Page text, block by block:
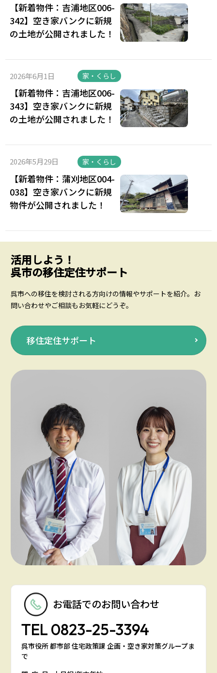
【新着物件：吉浦地区006-
342】空き家バンクに新規
の土地が公開されました！
2026年6月1日 家・くらし
【新着物件：吉浦地区006-
343】空き家バンクに新規
の土地が公開されました！
2026年5月29日 家・くらし
【新着物件：蒲刈地区004-
038】空き家バンクに新規
物件が公開されました！
活用しよう！
呉市の移住定住サポート
呉市への移住を検討される方向けの情報やサポートを紹介。お
問い合わせやご相談もお気軽にどうぞ。
移住定住サポート
お電話でのお問い合わせ
TEL 0823-25-3394
呉市役所 都市部 住宅政策課 企画・空き家対策グループま
で